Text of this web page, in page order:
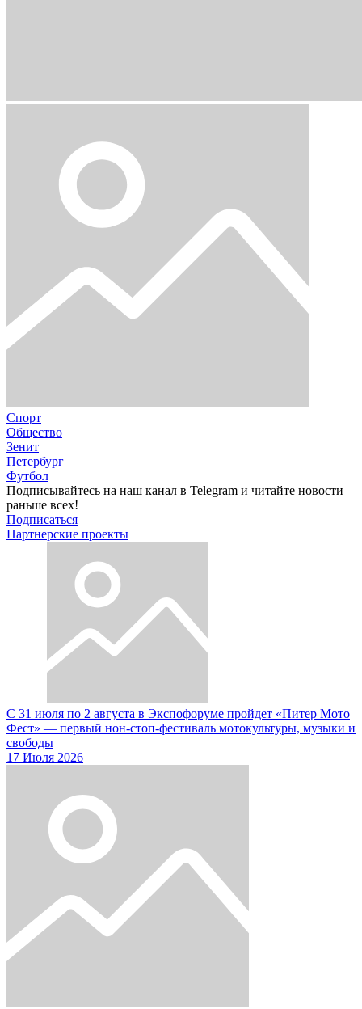
Спорт
Общество
Зенит
Петербург
Футбол
Подписывайтесь на наш канал в Telegram и читайте новости
раньше всех!
Подписаться
Партнерские проекты
С 31 июля по 2 августа в Экспофоруме пройдет «Питер Мото
Фест» — первый нон-стоп-фестиваль мотокультуры, музыки и
свободы
17 Июля 2026